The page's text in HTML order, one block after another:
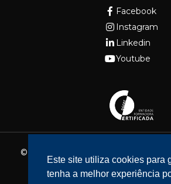
Este site utiliza cookies para
tenha a melhor experiência
Facebook
Instagram
Linkedin
Youtube
© 2026 - Fundação Cidade de Lisboa.
reservados.